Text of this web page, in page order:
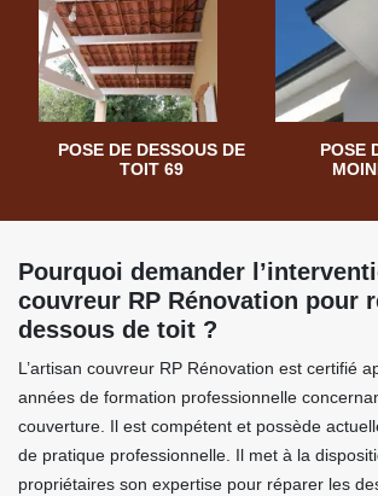
POSE DE DESSOUS DE
TOIT 69
POSE
Pourquoi demander
couvreur RP Rénovation pour
dessous de toit ?
L’artisan couvreur RP Rénovation est certifié
années de formation professionnelle
couverture. Il est compétent et possède
de pratique professionnelle. Il met à la
propriétaires son expertise pour réparer les